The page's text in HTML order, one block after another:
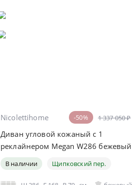
1 337 050 ₽
-50%
Nicolettihome
Диван угловой кожаный с 1
реклайнером Megan W286 бежевый
В наличии Щипковский пер.